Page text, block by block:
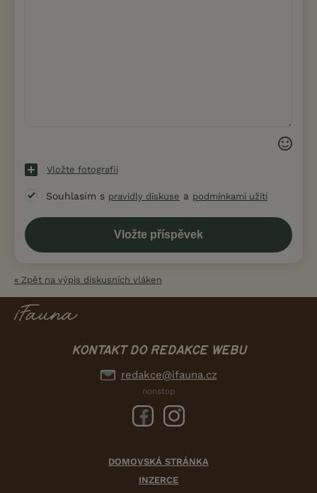
Vložte fotografii
Souhlasím s pravidly diskuse a podmínkami užití
« Zpět na výpis diskusních vláken
KONTAKT DO REDAKCE WEBU
redakce@ifauna.cz
nonstop
DOMOVSKÁ STRÁNKA
INZERCE